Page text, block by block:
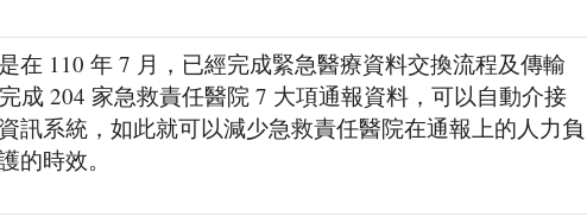
在 110 年 7 月，已經完成緊急醫療資料交換流程及傳輸
成 204 家急救責任醫院 7 大項通報資料，可以自動介接
訊系統，如此就可以減少急救責任醫院在通報上的人力負
的時效。